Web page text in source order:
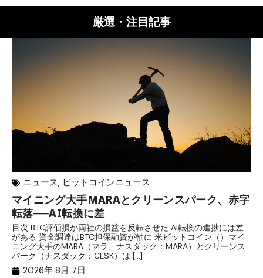
厳選・注目記事
ニュース, ビットコインニュース
マイニング大手MARAとクリーンスパーク、赤字
転落──AI転換に差
目次 BTC評価損が両社の損益を反転させた AI転換の進捗には差
がある 資金調達はBTC担保融資が軸に 米ビットコイン（）マイ
ニング大手のMARA（マラ、ナスダック：MARA）とクリーンス
パーク（ナスダック：CLSK）は […]
2026年 8月 7日